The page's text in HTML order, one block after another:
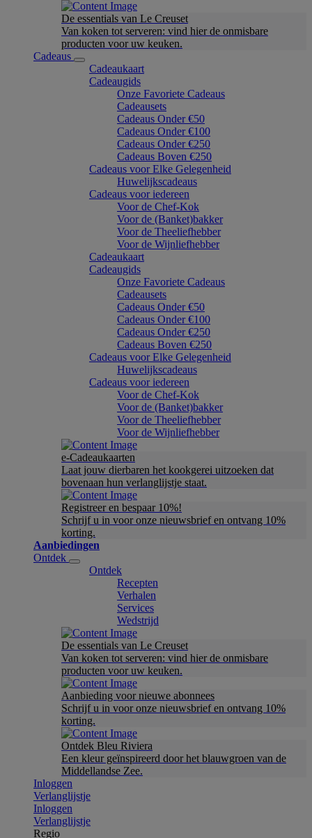
De essentials van Le Creuset
Van koken tot serveren: vind hier de onmisbare
producten voor uw keuken.
Cadeaus
Cadeaukaart
Cadeaugids
Onze Favoriete Cadeaus
Cadeausets
Cadeaus Onder €50
Cadeaus Onder €100
Cadeaus Onder €250
Cadeaus Boven €250
Cadeaus voor Elke Gelegenheid
Huwelijkscadeaus
Cadeaus voor iedereen
Voor de Chef-Kok
Voor de (Banket)bakker
Voor de Theeliefhebber
Voor de Wijnliefhebber
Cadeaukaart
Cadeaugids
Onze Favoriete Cadeaus
Cadeausets
Cadeaus Onder €50
Cadeaus Onder €100
Cadeaus Onder €250
Cadeaus Boven €250
Cadeaus voor Elke Gelegenheid
Huwelijkscadeaus
Cadeaus voor iedereen
Voor de Chef-Kok
Voor de (Banket)bakker
Voor de Theeliefhebber
Voor de Wijnliefhebber
e-Cadeaukaarten
Laat jouw dierbaren het kookgerei uitzoeken dat
bovenaan hun verlanglijstje staat.
Registreer en bespaar 10%!
Schrijf u in voor onze nieuwsbrief en ontvang 10%
korting.
Aanbiedingen
Ontdek
Ontdek
Recepten
Verhalen
Services
Wedstrijd
De essentials van Le Creuset
Van koken tot serveren: vind hier de onmisbare
producten voor uw keuken.
Aanbieding voor nieuwe abonnees
Schrijf u in voor onze nieuwsbrief en ontvang 10%
korting.
Ontdek Bleu Riviera
Een kleur geïnspireerd door het blauwgroen van de
Middellandse Zee.
Inloggen
Verlanglijstje
Inloggen
Verlanglijstje
Regio